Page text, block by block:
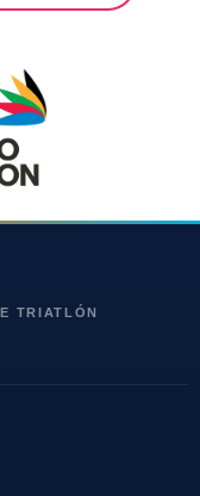
TRIATLÓN